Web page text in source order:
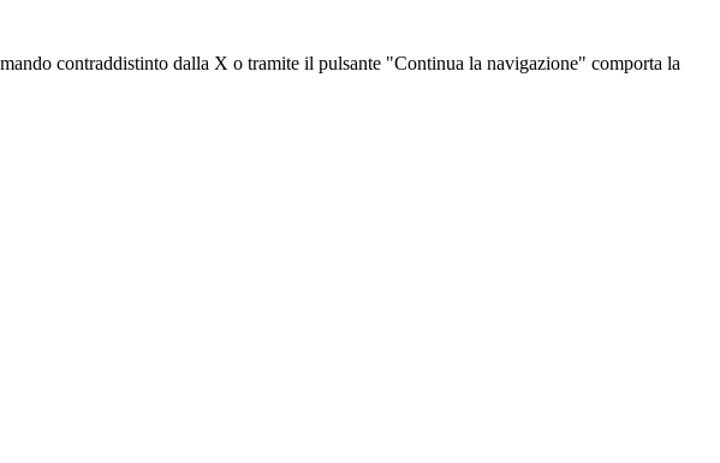
contraddistinto dalla X o tramite il pulsante "Continua la navigazione" comporta la